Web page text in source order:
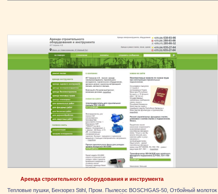
Аренда строительного оборудования и инструмента
Тепловые пушки, Бензорез Stihl, Пром. Пылесос BOSCHGAS-50, Отбойный молоток